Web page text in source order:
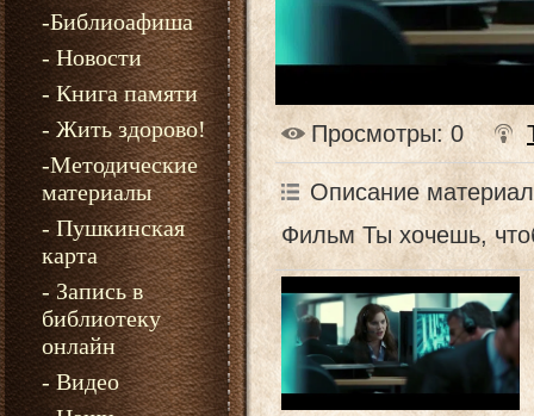
-Библиоафиша
- Новости
- Книга памяти
- Жить здорово!
-Методические
материалы
- Пушкинская
карта
- Запись в
библиотеку
онлайн
- Видео
Просмотры: 0
Описание
Фильм Ты хочешь,